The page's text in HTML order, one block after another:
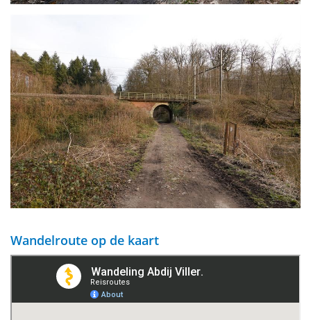
Wandelroute op de kaart